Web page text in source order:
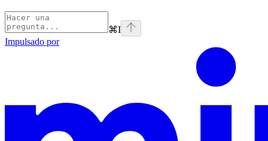
⌘I
Impulsado por